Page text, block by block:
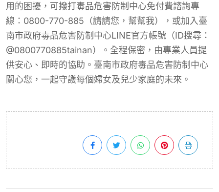
用的困擾，可撥打毒品危害防制中心免付費諮詢專
線：0800-770-885（請請您，幫幫我），或加入臺
南市政府毒品危害防制中心LINE官方帳號（ID搜尋：
@0800770885tainan）。全程保密，由專業人員提
供安心、即時的協助。臺南市政府毒品危害防制中心
關心您，一起守護每個婦女及兒少家庭的未來。